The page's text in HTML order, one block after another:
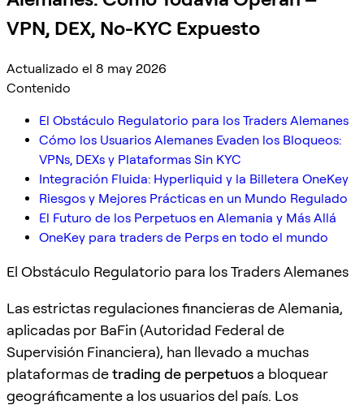
VPN, DEX, No-KYC Expuesto
Actualizado el 8 may 2026
Contenido
El Obstáculo Regulatorio para los Traders Alemanes
Cómo los Usuarios Alemanes Evaden los Bloqueos:
VPNs, DEXs y Plataformas Sin KYC
Integración Fluida: Hyperliquid y la Billetera OneKey
Riesgos y Mejores Prácticas en un Mundo Regulado
El Futuro de los Perpetuos en Alemania y Más Allá
OneKey para traders de Perps en todo el mundo
El Obstáculo Regulatorio para los Traders Alemanes
Las estrictas regulaciones financieras de Alemania,
aplicadas por BaFin (Autoridad Federal de
Supervisión Financiera), han llevado a muchas
plataformas detrading de perpetuos a bloquear
geográficamente a los usuarios del país. Los